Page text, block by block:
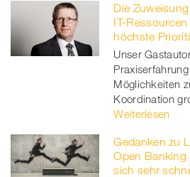
Facebook
on
twitt
er
Die
IT-
höchste
Unser
Möglichkeiten
Koordination
Weiterlesen
Gedanken zu
Open Banking
sich sehr